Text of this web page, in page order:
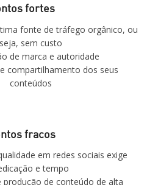
fortes
fonte de tráfego orgânico, ou
seja, sem custo
de marca e autoridade
compartilhamento dos seus
conteúdos
fracos
em redes sociais exige
e tempo
produção de conteúdo de alta